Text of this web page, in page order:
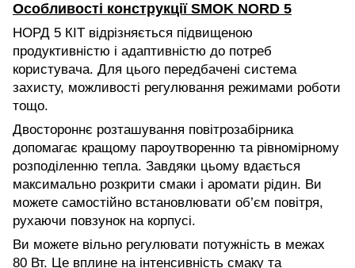
Особливості конструкції SMOK NORD 5
НОРД 5 КІТ відрізняється підвищеною
продуктивністю і адаптивністю до потреб
користувача. Для цього передбачені система
захисту, можливості регулювання режимами роботи
тощо.
Двостороннє розташування повітрозабірника
допомагає кращому пароутворенню та рівномірному
розподіленню тепла. Завдяки цьому вдається
максимально розкрити смаки і аромати рідин. Ви
можете самостійно встановлювати об’єм повітря,
рухаючи повзунок на корпусі.
Ви можете вільно регулювати потужність в межах
80 Вт. Це вплине на інтенсивність смаку та